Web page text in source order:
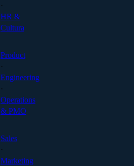
·
HR &
Cultura
Product
·
Engineering
·
Operations
& PMO
Sales
·
Marketing